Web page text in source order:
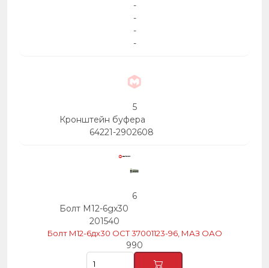
-
-
-
-
5
Кронштейн буфера
64221-2902608
6
Болт М12-6gх30
201540
Болт М12-6дх30 ОСТ 37001123-96, МАЗ ОАО
990